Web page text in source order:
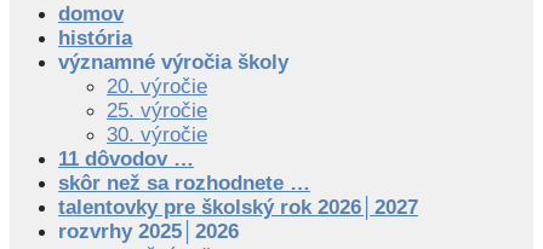
domov
história
významné výročia školy
20. výročie
25. výročie
30. výročie
11 dôvodov …
skôr než sa rozhodnete …
talentovky pre školský rok 2026│2027
rozvrhy 2025│2026